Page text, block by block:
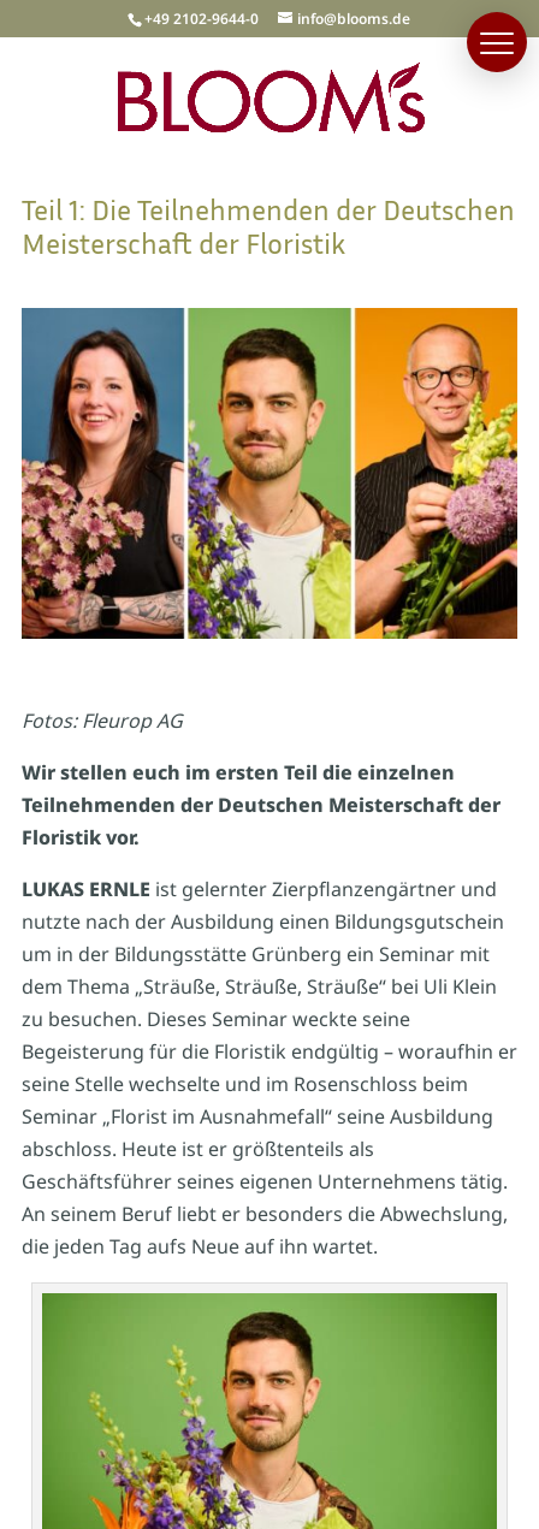
+49 2102-9644-0 info@blooms.de
Teil 1: Die Teilnehmenden der Deutschen
Meisterschaft der Floristik
Fotos: Fleurop AG
Wir stellen euch im ersten Teil die einzelnen
Teilnehmenden der Deutschen Meisterschaft der
Floristik vor.
LUKAS ERNLE ist gelernter Zierpflanzengärtner und
nutzte nach der Ausbildung einen Bildungsgutschein
um in der Bildungsstätte Grünberg ein Seminar mit
dem Thema „Sträuße, Sträuße, Sträuße“ bei Uli Klein
zu besuchen. Dieses Seminar weckte seine
Begeisterung für die Floristik endgültig – woraufhin er
seine Stelle wechselte und im Rosenschloss beim
Seminar „Florist im Ausnahmefall“ seine Ausbildung
abschloss. Heute ist er größtenteils als
Geschäftsführer seines eigenen Unternehmens tätig.
An seinem Beruf liebt er besonders die Abwechslung,
die jeden Tag aufs Neue auf ihn wartet.